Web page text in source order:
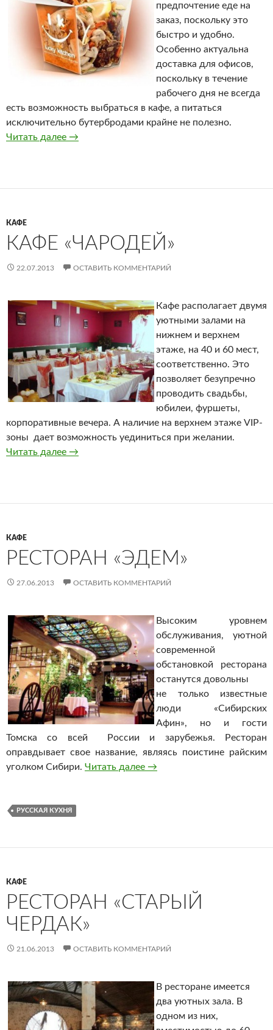
предпочтение еде на
заказ, поскольку это
быстро и удобно.
Особенно актуальна
доставка для офисов,
поскольку в течение
рабочего дня не всегда
есть возможность выбраться в кафе, а питаться
исключительно бутербродами крайне не полезно.
Читать далее Доставка тайской еды от Лакикитчен
→
КАФЕ
КАФЕ «ЧАРОДЕЙ»
22.07.2013 ОСТАВИТЬ КОММЕНТАРИЙ
Кафе располагает двумя
уютными залами на
нижнем и верхнем
этаже, на 40 и 60 мест,
соответственно. Это
позволяет безупречно
проводить свадьбы,
юбилеи, фуршеты,
корпоративные вечера. А наличие на верхнем этаже VIP-
зоны дает возможность уединиться при желании.
Читать далее Кафе «Чародей»
→
КАФЕ
РЕСТОРАН «ЭДЕМ»
27.06.2013 ОСТАВИТЬ КОММЕНТАРИЙ
Высоким уровнем
обслуживания, уютной
современной
обстановкой ресторана
останутся довольны
не только известные
люди «Сибирских
Афин», но и гости
Томска со всей России и зарубежья. Ресторан
оправдывает свое название, являясь поистине райским
уголком Сибири. Читать далее Ресторан «Эдем»
→
РУССКАЯ КУХНЯ
КАФЕ
РЕСТОРАН «СТАРЫЙ
ЧЕРДАК»
21.06.2013 ОСТАВИТЬ КОММЕНТАРИЙ
В ресторане имеется
два уютных зала. В
одном из них,